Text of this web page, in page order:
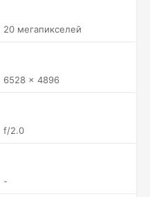
20 мегапикселей
6528 x 4896
f/2.0
-